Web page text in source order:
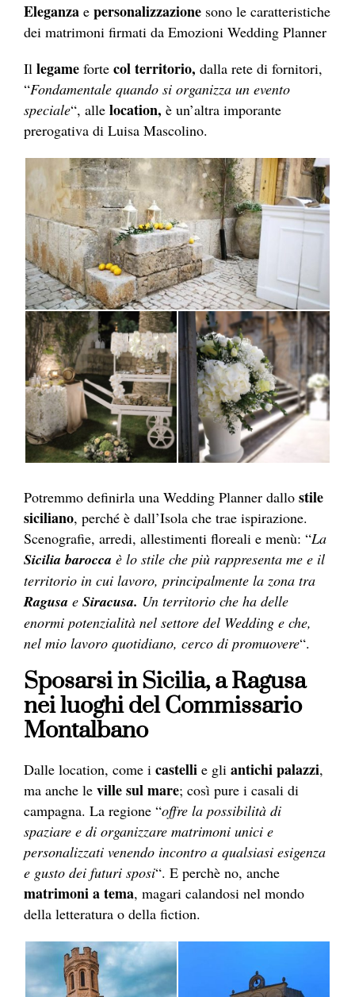
Eleganza e personalizzazione sono le caratteristiche
dei matrimoni firmati da Emozioni Wedding Planner
Il legame forte col territorio, dalla rete di fornitori,
“Fondamentale quando si organizza un evento
speciale“, alle location, è un’altra imporante
prerogativa di Luisa Mascolino.
Potremmo definirla una Wedding Planner dallo stile
siciliano, perché è dall’Isola che trae ispirazione.
Scenografie, arredi, allestimenti floreali e menù: “La
Sicilia barocca è lo stile che più rappresenta me e il
territorio in cui lavoro, principalmente la zona tra
Ragusa e Siracusa. Un territorio che ha delle
enormi potenzialità nel settore del Wedding e che,
nel mio lavoro quotidiano, cerco di promuovere“.
Sposarsi in Sicilia, a Ragusa
nei luoghi del Commissario
Montalbano
Dalle location, come i castelli e gli antichi palazzi,
ma anche le ville sul mare; così pure i casali di
campagna. La regione “offre la possibilità di
spaziare e di organizzare matrimoni unici e
personalizzati venendo incontro a qualsiasi esigenza
e gusto dei futuri sposi“. E perchè no, anche
matrimoni a tema, magari calandosi nel mondo
della letteratura o della fiction.